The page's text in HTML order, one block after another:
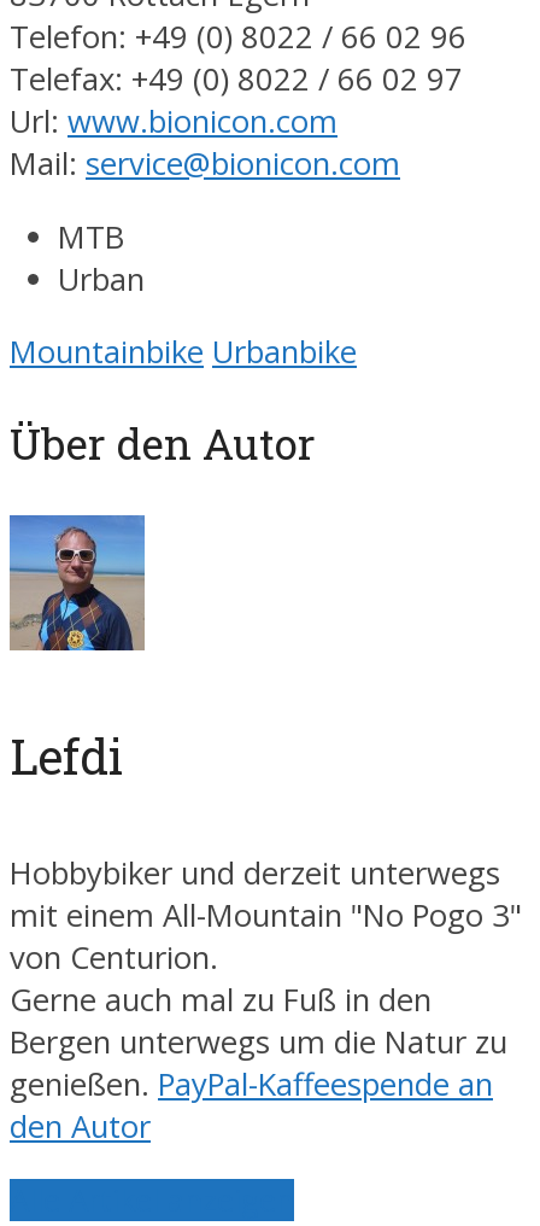
Telefon: +49 (0) 8022 / 66 02 96
Telefax: +49 (0) 8022 / 66 02 97
Url: www.bionicon.com
Mail: service@bionicon.com
MTB
Urban
Mountainbike Urbanbike
Über den Autor
Lefdi
Hobbybiker und derzeit unterwegs
mit einem All-Mountain "No Pogo 3"
von Centurion.
Gerne auch mal zu Fuß in den
Bergen unterwegs um die Natur zu
genießen. PayPal-Kaffeespende an
den Autor